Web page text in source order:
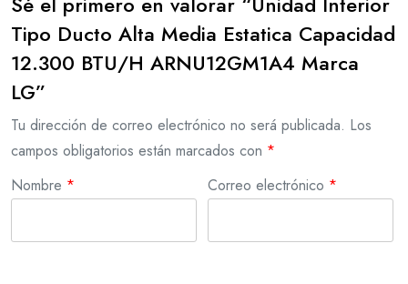
Tipo Ducto Alta Media Estatica Capacidad
12.300 BTU/H ARNU12GM1A4 Marca
LG”
Tu dirección de correo electrónico no será publicada. Los
campos obligatorios están marcados con *
Nombre * Correo electrónico *